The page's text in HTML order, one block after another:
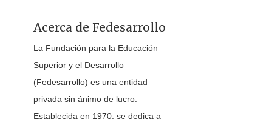
Acerca de Fedesarrollo
La Fundación para la Educación
Superior y el Desarrollo
(Fedesarrollo) es una entidad
privada sin ánimo de lucro.
Establecida en 1970, se dedica a